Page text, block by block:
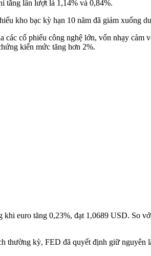
tăng lần lượt là 1,14% và 0,84%.
kho bạc kỳ hạn 10 năm đã giảm xuống
các cổ phiếu công nghệ lớn, vốn nhạ‌y
kiến mức tăng hơn 2%.
khi euro tăng 0,23%, đạt 1,0689 USD. So
thường kỳ, FED đã quyết định giữ